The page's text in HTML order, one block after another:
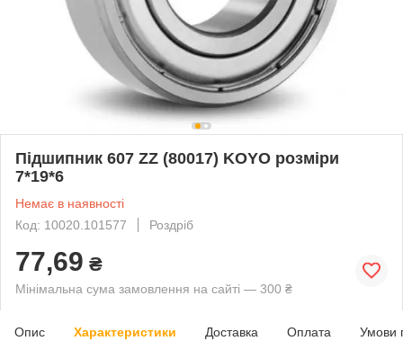
Підшипник 607 ZZ (80017) KOYO розміри
7*19*6
Немає в наявності
Код: 10020.101577
Роздріб
77,69 ₴
Мінімальна сума замовлення на сайті — 300 ₴
Опис Характеристики Доставка Оплата Умови